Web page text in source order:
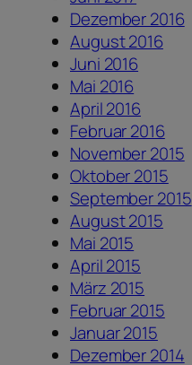
Dezember 2016
August 2016
Juni 2016
Mai 2016
April 2016
Februar 2016
November 2015
Oktober 2015
September 2015
August 2015
Mai 2015
April 2015
März 2015
Februar 2015
Januar 2015
Dezember 2014